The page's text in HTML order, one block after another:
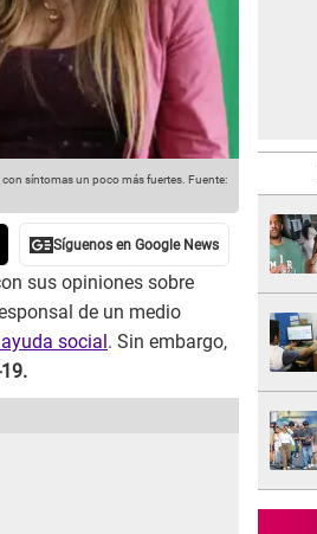
con síntomas un poco más fuertes. Fuente:
sus opiniones sobre
de un medio
social . Sin embargo,